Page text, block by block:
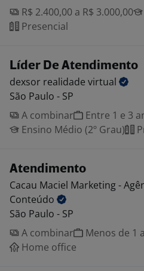
R$ 2.400,00 a R$ 3.000,00
Presencial
Líder De Atendimento
dexsor realidade virtual
São Paulo - SP
A combinar
Entre 1 e 3
Ensino Médio (2º Grau)
Atendimento
Cacau Maciel Marketing -
Conteúdo
São Paulo - SP
A combinar
Menos de 1
Home office